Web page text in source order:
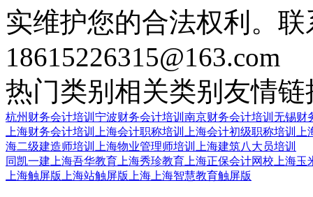
实维护您的合法权利。
18615226315@163.com
热门类别 相关类别 友情链
杭州财务会计培训 宁波财务会计培训 南京财务会计培训 无锡财
上海财务会计培训
上海会计职称培训 上海会计初级职称培训
海二级建造师培训
上海物业管理师培训
上海建筑八大员培训
同凯一建 上海吾华教育 上海秀珍教育 上海正保会计网校 上海玉
上海触屏版 上海站触屏版 上海上海智慧教育触屏版